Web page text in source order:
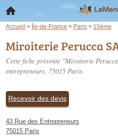
Accueil > Île-de-France > Paris > 15ème
Miroiterie Perucca
Cette fiche présente "Miroiterie
entrepreneurs, 75015 Paris.
Recevoir des devis
43 Rue des Entrepreneurs
75015 Paris